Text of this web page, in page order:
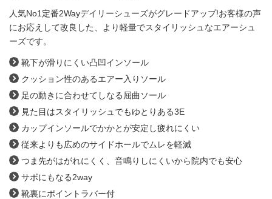
人気No1 定番2Wayデイリーシューズがグレードアップ!お客様の声
にお応えして改良した、より軽量でスタイリッシュなエアーシュ
ーズです。
靴下が滑りにくい凸凹インソール
クッション性のあるエアー入りソール
足の動きに合わせてしなる屈曲ソール
見た目はスタイリッシュでもゆとりある3E
カップインソールでかかとが安定し疲れにくい
従来よりも広めのサイドホールでムレを軽減
つま先がはがれにくく、音鳴りしにくいから院内でも安心
サボにもなる2way
靴裏にポイントラバー付